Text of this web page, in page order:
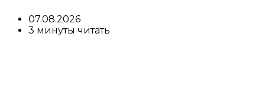
07.08.2026
3 минуты читать